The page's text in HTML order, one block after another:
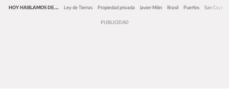
HOY HABLAMOS DE... Ley de Tierras Propiedad privada Javier Milei Brasil Puertos San